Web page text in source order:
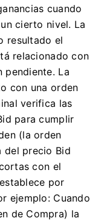
cuando
cierto nivel. La
resultado el
relacionado con
pendiente. La
con una orden
verifica las
para cumplir
(la orden
del precio Bid
con el
por
ejemplo: Cuando
de Compra) la